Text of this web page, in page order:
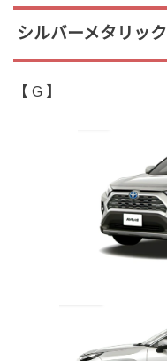
シルバーメタリック
【 G 】